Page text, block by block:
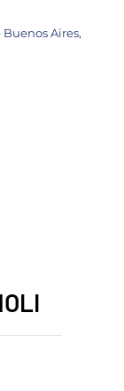
Aires,